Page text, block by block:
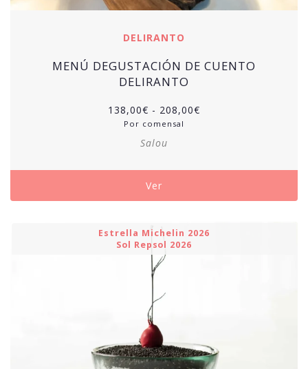
DELIRANTO
MENÚ DEGUSTACIÓN DE CUENTO
DELIRANTO
138,00€ - 208,00€Rango
hasta
Por comensal
Salou
Ver
Estrella Michelin 2026
Sol Repsol 2026